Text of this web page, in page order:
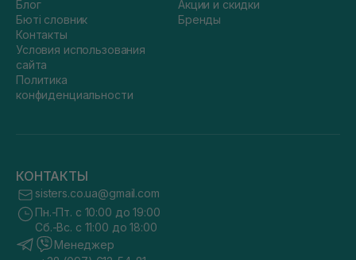
Блог
Бюті словник
Контакты
Условия использования
сайта
Политика
конфиденциальности
Акции и скидки
Бренды
КОНТАКТЫ
sisters.co.ua@gmail.com
Пн.-Пт. с 10:00 до 19:00
Сб.-Вс. с 11:00 до 18:00
Менеджер